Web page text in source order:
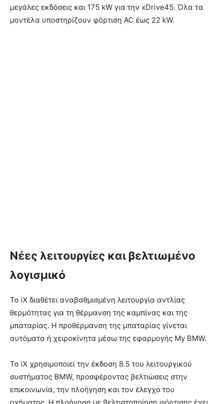
μεγάλες εκδόσεις και 175 kW για την xDrive45. Όλα τα
μοντέλα υποστηρίζουν φόρτιση AC έως 22 kW.
Νέες λειτουργίες και βελτιωμένο
λογισμικό
Το iX διαθέτει αναβαθμισμένη λειτουργία αντλίας
θερμότητας για τη θέρμανση της καμπίνας και της
μπαταρίας. Η προθέρμανση της μπαταρίας γίνεται
αυτόματα ή χειροκίνητα μέσω της εφαρμογής My BMW.
Το iX χρησιμοποιεί την έκδοση 8.5 του λειτουργικού
συστήματος BMW, προσφέροντας βελτιώσεις στην
επικοινωνία, την πλοήγηση και τον έλεγχο του